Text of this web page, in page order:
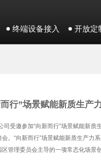
终端设备接入 开放定
行”场景赋能新质生产
受邀参加“向新而行”场景赋能新质
。“向新而行”场景赋能新质生产力
管理委员会主导的一项常态化场景
，旨在通过场景赋能促进科技成果